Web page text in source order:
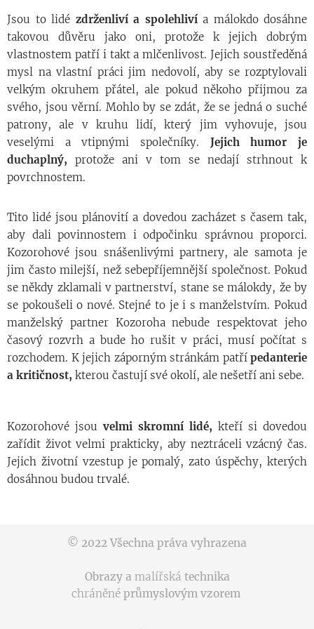
Jsou to lidé zdrženliví a spolehlivía málokdo dosáhne
takovou důvěru jako oni, protože k jejich dobrým
vlastnostem patří i takt a mlčenlivost. Jejich soustředěná
mysl na vlastní práci jim nedovolí, aby se rozptylovali
velkým okruhem přátel, ale pokud někoho přijmou za
svého, jsou věrní. Mohlo by se zdát, že se jedná o suché
patrony, ale v kruhu lidí, který jim vyhovuje, jsou
veselými a vtipnými společníky. Jejich humor je
duchaplný, protože ani v tom se nedají strhnout k
povrchnostem.
Tito lidé jsou plánovití a dovedou zacházet s časem tak,
aby dali povinnostem i odpočinku správnou proporci.
Kozorohové jsou snášenlivými partnery, ale samota je
jim často milejší, než sebepříjemnější společnost. Pokud
se někdy zklamali v partnerství, stane se málokdy, že by
se pokoušeli o nové. Stejné to je i s manželstvím. Pokud
manželský partner Kozoroha nebude respektovat jeho
časový rozvrh a bude ho rušit v práci, musí počítat s
rozchodem. K jejich záporným stránkám patří pedanterie
a kritičnost, kterou častují své okolí, ale nešetří ani sebe.
Kozorohové jsou velmi skromní lidé, kteří si dovedou
zařídit život velmi prakticky, aby neztráceli vzácný čas.
Jejich životní vzestup je pomalý, zato úspěchy, kterých
dosáhnou budou trvalé.
© 2022 Všechna práva vyhrazena
Obrazy a malířská technika
chráněnéprůmyslovým vzorem